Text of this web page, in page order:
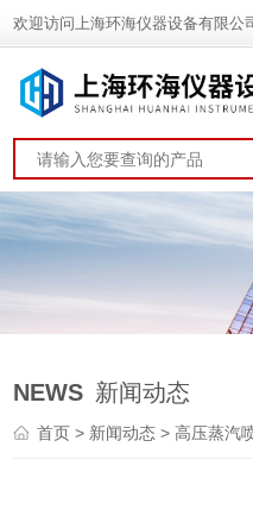
欢迎访问上海环海仪器设备有限公
NEWS 新闻动态
首页 > 新闻动态 > 高压蒸汽喷射试